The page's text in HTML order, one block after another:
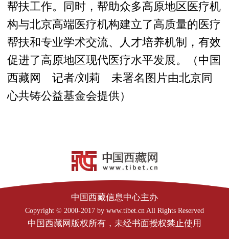
帮扶工作。同时，帮助众多高原地区医疗机
构与北京高端医疗机构建立了高质量的医疗
帮扶和专业学术交流、人才培养机制，有效
促进了高原地区现代医疗水平发展。（中国
西藏网 记者/刘莉 未署名图片由北京同
心共铸公益基金会提供）
中国西藏信息中心主办
Copyright © 2000-2017 by www.tibet.cn All Rights Reserved
中国西藏网版权所有，未经书面授权禁止使用